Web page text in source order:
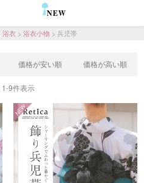
NEW
浴衣 浴衣小物 兵児帯
価格が安い順 価格が高い順
1-9件表示
NEW